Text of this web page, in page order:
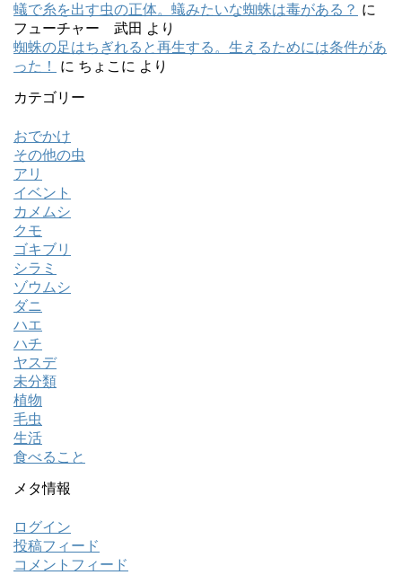
蟻で糸を出す虫の正体。蟻みたいな蜘蛛は毒がある？ に
フューチャー 武田 より
蜘蛛の足はちぎれると再生する。生えるためには条件があ
った！
に ちょこに より
カテゴリー
おでかけ
その他の虫
アリ
イベント
カメムシ
クモ
ゴキブリ
シラミ
ゾウムシ
ダニ
ハエ
ハチ
ヤスデ
未分類
植物
毛虫
生活
食べること
メタ情報
ログイン
投稿フィード
コメントフィード